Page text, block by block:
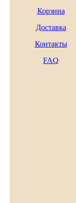
Корзина
Доставка
Контакты
FAQ